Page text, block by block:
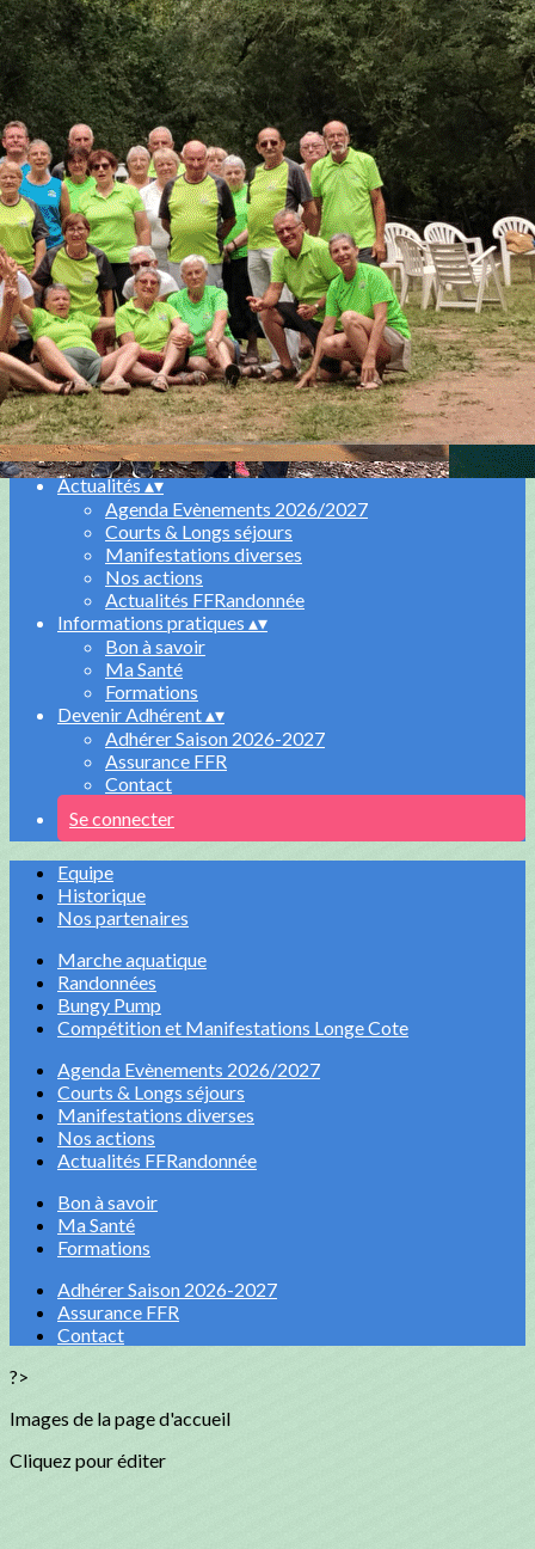
Menu
Ajoutez un logo, un bouton, des réseaux sociaux
Cliquez pour éditer
Accueil▴▾
Agenda▴▾
Qui sommes-nous▴▾
Equipe
Historique
Nos partenaires
Nos activités▴▾
Marche aquatique
Randonnées
Bungy Pump
Compétition et Manifestations Longe Cote
Actualités▴▾
Agenda Evènements 2026/2027
Courts & Longs séjours
Manifestations diverses
Nos actions
Actualités FFRandonnée
Informations pratiques ▴▾
Bon à savoir
Ma Santé
Formations
Devenir Adhérent▴▾
Adhérer Saison 2026-2027
Assurance FFR
Contact
Se connecter
Equipe
Historique
Nos partenaires
Marche aquatique
Randonnées
Bungy Pump
Compétition et Manifestations Longe Cote
Agenda Evènements 2026/2027
Courts & Longs séjours
Manifestations diverses
Nos actions
Actualités FFRandonnée
Bon à savoir
Ma Santé
Formations
Adhérer Saison 2026-2027
Assurance FFR
Contact
?>
Images de la page d'accueil
Cliquez pour éditer